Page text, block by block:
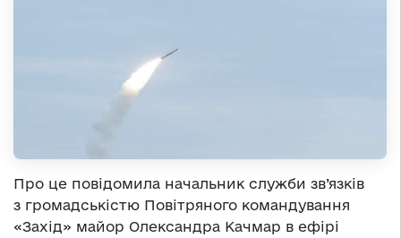
Про це повідомила начальник служби зв’язків
з громадськістю Повітряного командування
«Захід» майор Олександра Качмар в ефірі